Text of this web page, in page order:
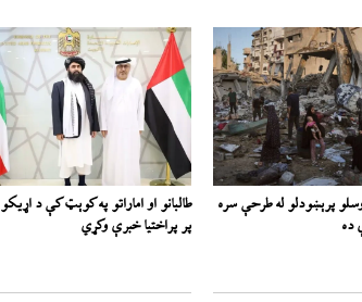
پرېښودلو له طرحې سره
ده
طالبانو او اماراتو په کوېټ کې د اړیکو
پر پراختیا خبرې وکړي